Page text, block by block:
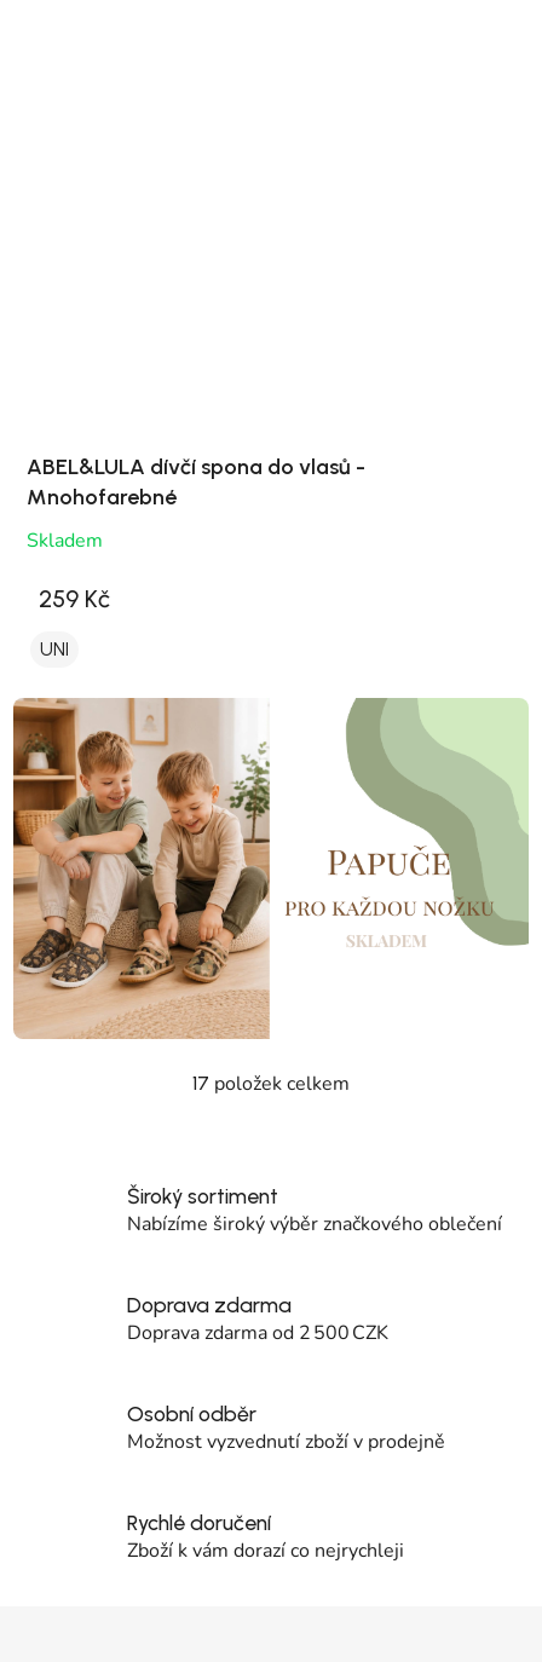
ABEL&LULA dívčí spona do vlasů -
Mnohofarebné
Skladem
259 Kč
UNI
Ovládací prvky výpisu
17 položek celkem
Široký sortiment
Nabízíme široký výběr značkového oblečení
Doprava zdarma
Doprava zdarma od 2 500 CZK
Osobní odběr
Možnost vyzvednutí zboží v prodejně
Rychlé doručení
Zboží k vám dorazí co nejrychleji